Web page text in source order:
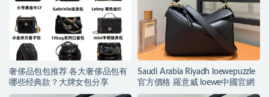
奢侈品包包推荐 各大奢侈品包有
哪些经典款？大牌女包分享
Saudi Arabia Riyadh loewepuzzle
官方價格 羅意威 loewe中國官網